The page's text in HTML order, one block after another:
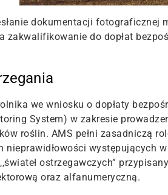
dokumentacji fotograficznej
zakwalifikowanie do dopłat
we wniosku o dopłaty
System) w zakresie
roślin. AMS pełni zasadniczą
nieprawidłowości występujących
ostrzegawczych”
oraz alfanumeryczną.